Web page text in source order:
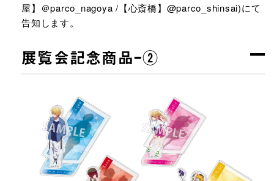
屋】＠parco_nagoya /【心斎橋】@parco_shinsai)にて
告知します。
展覧会記念商品ｰ②